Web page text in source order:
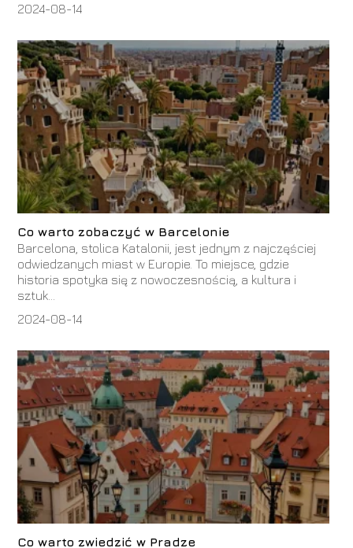
2024-08-14
Co warto zobaczyć w Barcelonie
Barcelona, stolica Katalonii, jest jednym z najczęściej
odwiedzanych miast w Europie. To miejsce, gdzie
historia spotyka się z nowoczesnością, a kultura i
sztuk...
2024-08-14
Co warto zwiedzić w Pradze